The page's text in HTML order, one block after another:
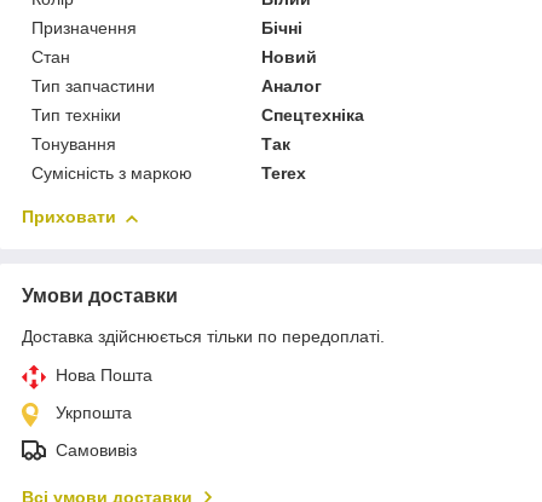
Призначення
Бічні
Стан
Новий
Тип запчастини
Аналог
Тип техніки
Спецтехніка
Тонування
Так
Сумісність з маркою
Terex
Приховати
Умови доставки
Доставка здійснюється тільки по передоплаті.
Нова Пошта
Укрпошта
Самовивіз
Всі умови доставки